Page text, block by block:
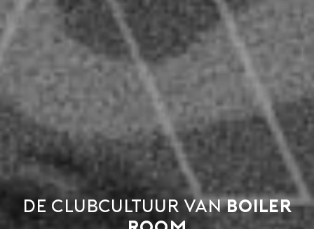
De clubcultuur vanBoiler